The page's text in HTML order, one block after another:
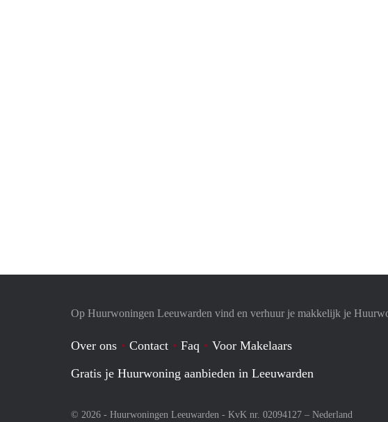
Op Huurwoningen Leeuwarden vind en verhuur je makkelijk je
Over ons Contact Faq
Voor Makelaars
Gratis je Huurwoning aanbieden in Leeuwarden
© 2026 - Huurwoningen Leeuwarden - KvK nr. 02094127 – Nederland